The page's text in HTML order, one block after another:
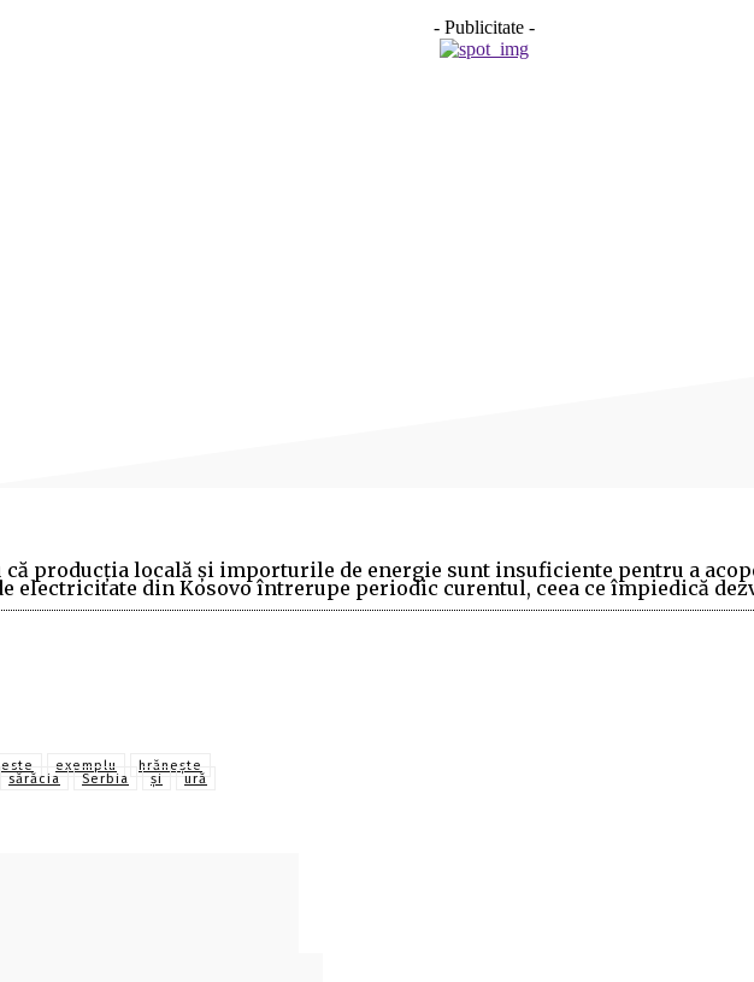
- Publicitate -
că producţia locală şi importurile de energie sunt insuficiente pentru a
electricitate din Kosovo întrerupe periodic curentul, ceea ce împiedică
este exemplu
hrăneşte
sărăcia Serbia și ură